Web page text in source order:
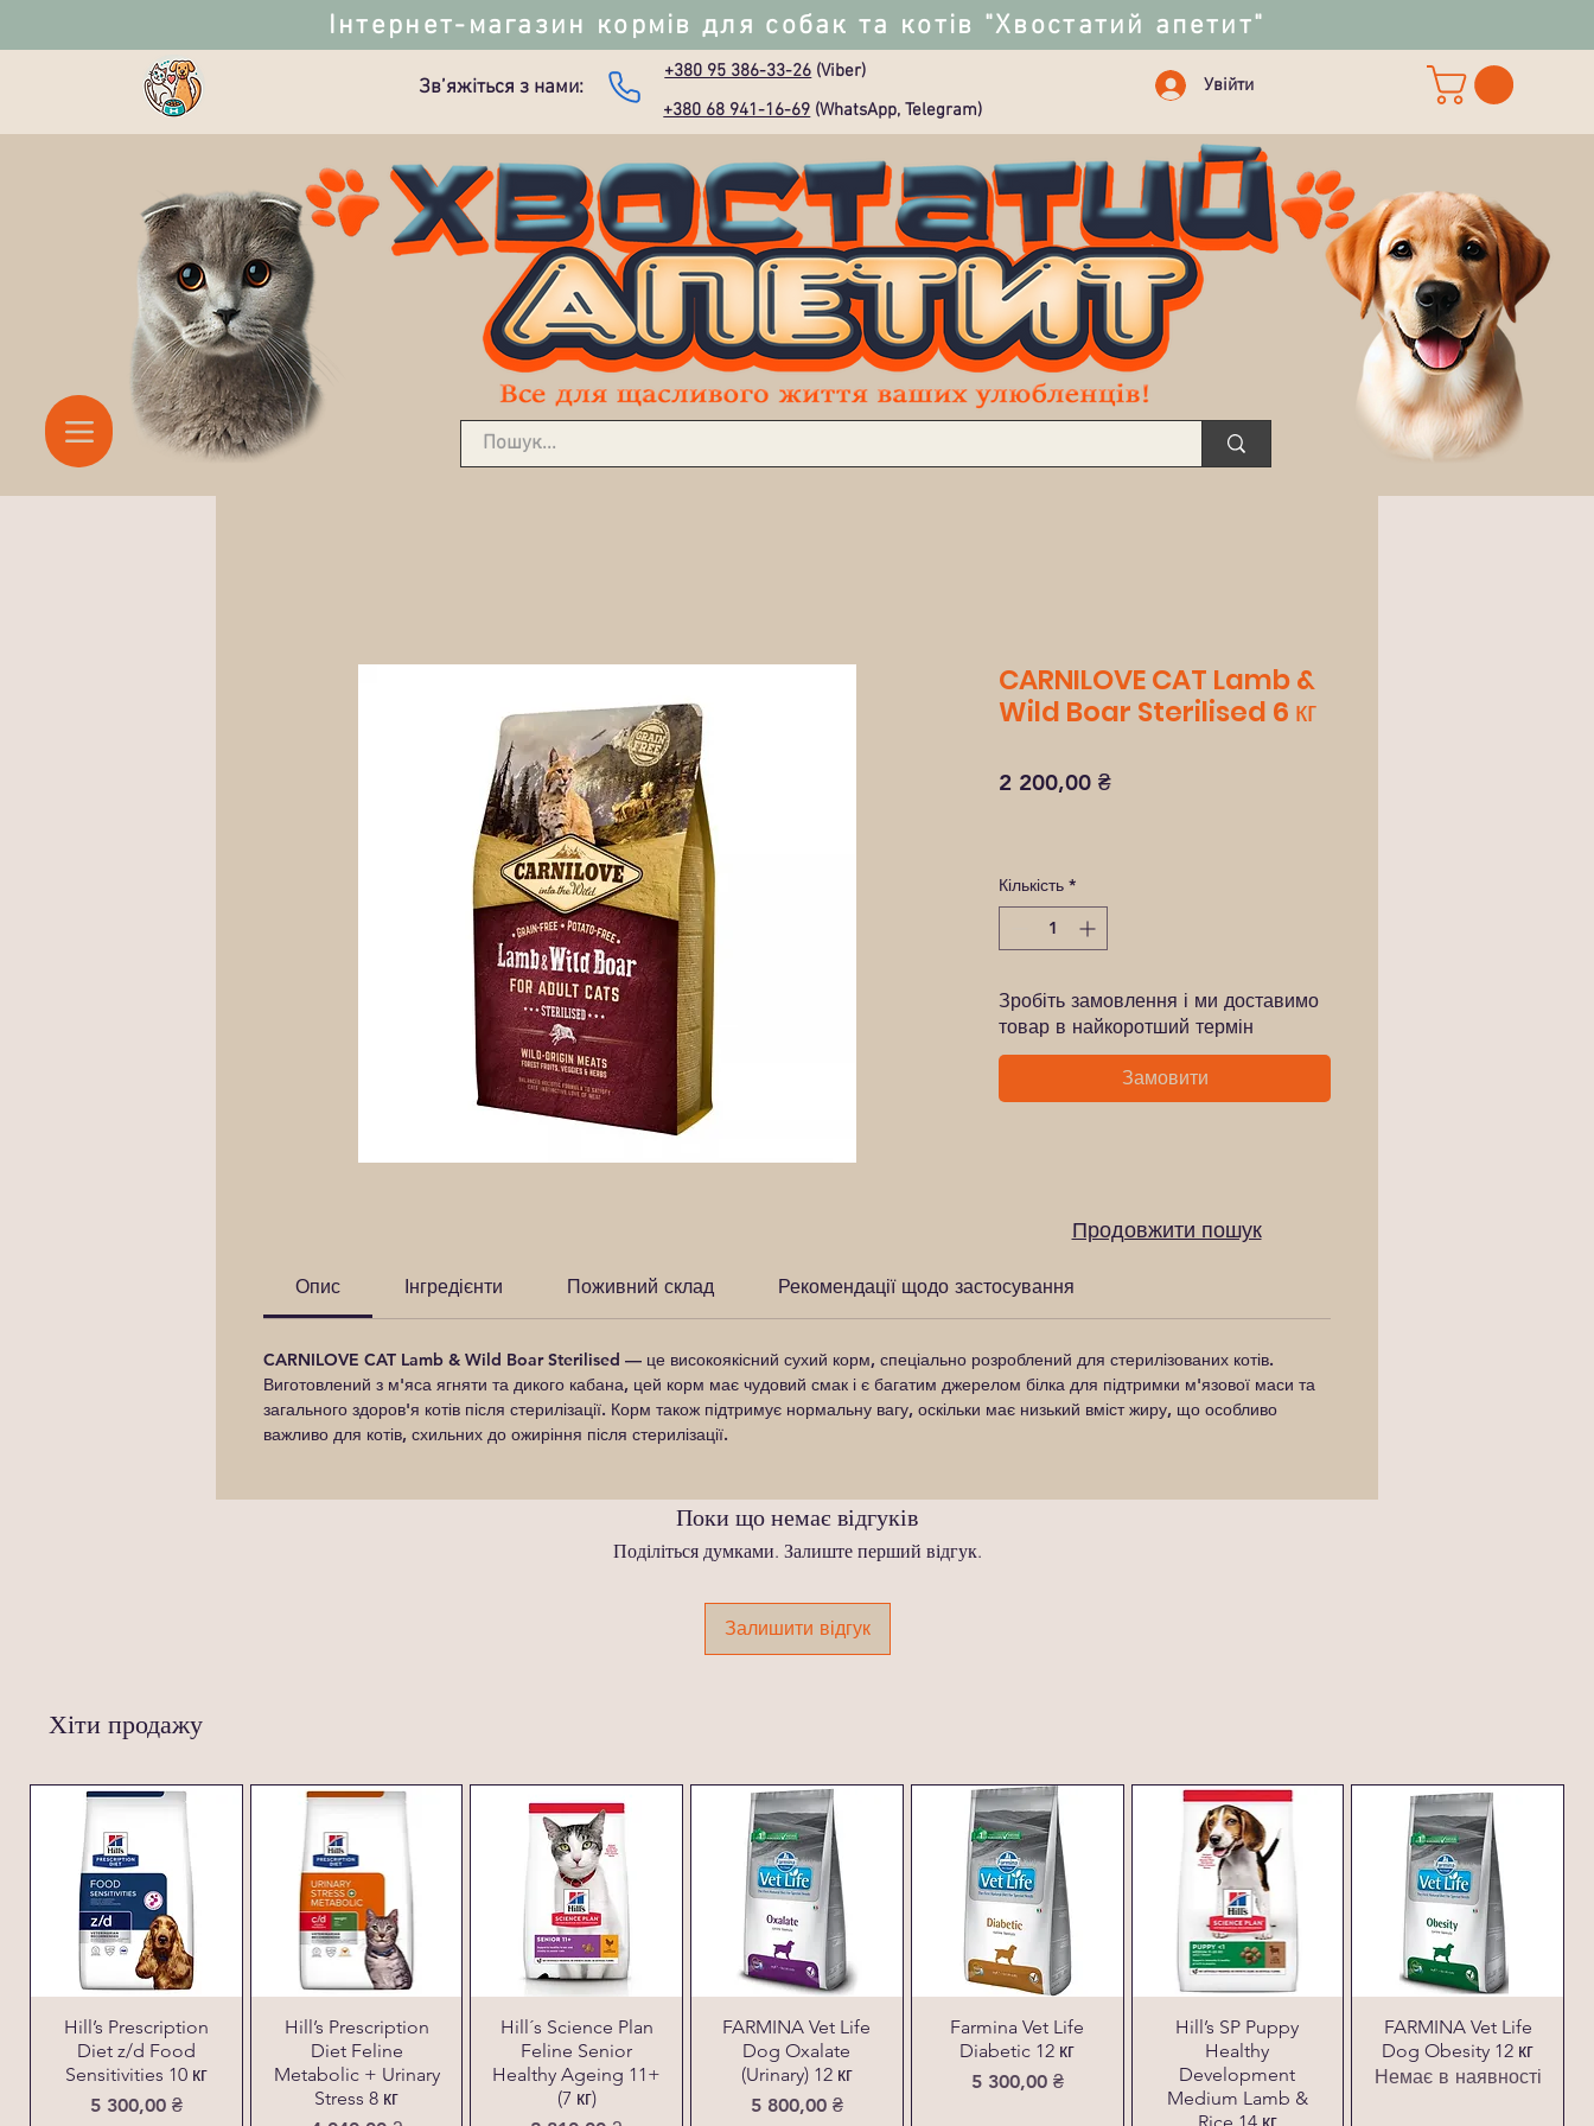
Інтернет-магазин кормів для собак та котів "Хвостатий апетит"
Зв’яжіться з нами:
+380 95 386-33-26 (Viber)
+380 68 941-16-69 (WhatsApp, Telegram)
Увійти
CARNILOVE CAT Lamb &
Wild Boar Sterilised 6 кг
2 200,00 ₴Ціна
Кількість *
Зробіть замовлення і ми доставимо
товар в найкоротший термін
Замовити
Опис Інгредієнти Поживний склад Рекомендації щодо застосування
CARNILOVE CAT Lamb & Wild Boar Sterilised — це високоякісний сухий корм, спеціально розроблений для стерилізованих котів.
Виготовлений з м'яса ягняти та дикого кабана, цей корм має чудовий смак і є багатим джерелом білка для підтримки м'язової маси та
загального здоров'я котів після стерилізації. Корм також підтримує нормальну вагу, оскільки має низький вміст жиру, що особливо
важливо для котів, схильних до ожиріння після стерилізації.
Поки що немає відгуків
Поділіться думками. Залиште перший відгук.
Залишити відгук
Продовжити пошук
Хіти продажу
Hill’s Prescription
Diet z/d Food
Sensitivities 10 кг
Ціна
5 300,00 ₴
Hill’s Prescription
Diet Feline
Metabolic + Urinary
Stress 8 кг
Hill´s Science Plan
Feline Senior
Healthy Ageing 11+
(7 кг)
FARMINA Vet Life
Dog Oxalate
(Urinary) 12 кг
Ціна
5 800,00 ₴
Farmina Vet Life
Diabetic 12 кг
Ціна
5 300,00 ₴
Hill’s SP Puppy
Healthy
Development
Medium Lamb &
FARMINA Vet Life
Dog Obesity 12 кг
Немає в наявності